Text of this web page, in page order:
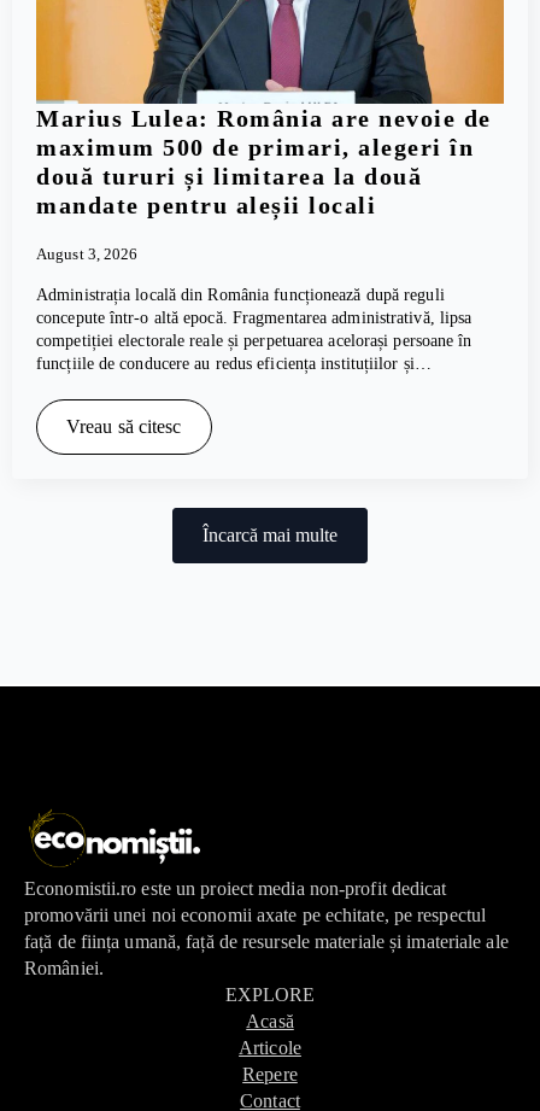
Marius Lulea: România are nevoie de
maximum 500 de primari, alegeri în
două tururi și limitarea la două
mandate pentru aleșii locali
August 3, 2026
Administrația locală din România funcționează după reguli
concepute într-o altă epocă. Fragmentarea administrativă, lipsa
competiției electorale reale și perpetuarea acelorași persoane în
funcțiile de conducere au redus eficiența instituțiilor și…
Vreau să citesc
Încarcă mai multe
Economistii.ro este un proiect media non-profit dedicat
promovării unei noi economii axate pe echitate, pe respectul
față de ființa umană, față de resursele materiale și imateriale ale
României.
EXPLORE
Acasă
Articole
Repere
Contact